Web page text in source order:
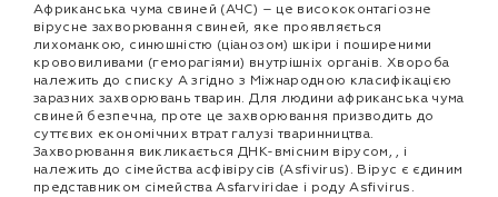
Африканська чума свиней (АЧС) – це висококонтагіозне
вірусне захворювання свиней, яке проявляється
лихоманкою, синюшністю (ціанозом) шкіри і поширеними
крововиливами (геморагіями) внутрішніх органів. Хвороба
належить до списку А згідно з Міжнародною класифікацією
заразних захворювань тварин. Для людини африканська чума
свиней безпечна, проте це захворювання призводить до
суттєвих економічних втрат галузі тваринництва.
Захворювання викликається ДНК-вмісним вірусом, , і
належить до сімейства асфівірусів (Asfivirus). Вірус є єдиним
представником сімейства Asfarviridae і роду Asfivirus.